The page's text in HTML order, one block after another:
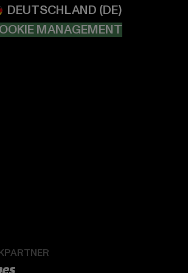
MANAGEMENT